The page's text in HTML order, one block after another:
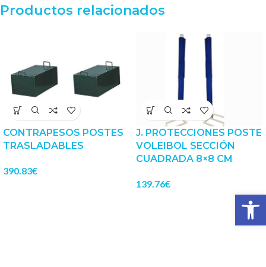
Productos relacionados
CONTRAPESOS POSTES
TRASLADABLES
390.83€
J. PROTECCIONES POSTE
VOLEIBOL SECCIÓN
CUADRADA 8×8 CM
139.76€
Abrir